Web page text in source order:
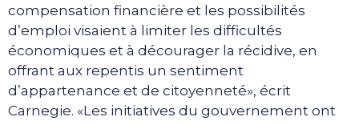
compensation financière et les possibilités
d’emploi visaient à limiter les difficultés
économiques et à décourager la récidive, en
offrant aux repentis un sentiment
d’appartenance et de citoyenneté», écrit
Carnegie. «Les initiatives du gouvernement ont